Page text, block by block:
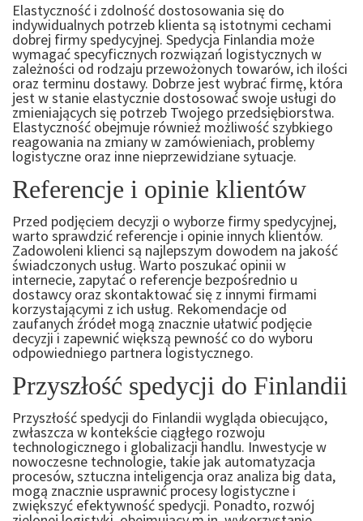
Elastyczność i zdolność dostosowania się do
indywidualnych potrzeb klienta są istotnymi cechami
dobrej firmy spedycyjnej. Spedycja Finlandia może
wymagać specyficznych rozwiązań logistycznych w
zależności od rodzaju przewożonych towarów, ich ilości
oraz terminu dostawy. Dobrze jest wybrać firmę, która
jest w stanie elastycznie dostosować swoje usługi do
zmieniających się potrzeb Twojego przedsiębiorstwa.
Elastyczność obejmuje również możliwość szybkiego
reagowania na zmiany w zamówieniach, problemy
logistyczne oraz inne nieprzewidziane sytuacje.
Referencje i opinie klientów
Przed podjęciem decyzji o wyborze firmy spedycyjnej,
warto sprawdzić referencje i opinie innych klientów.
Zadowoleni klienci są najlepszym dowodem na jakość
świadczonych usług. Warto poszukać opinii w
internecie, zapytać o referencje bezpośrednio u
dostawcy oraz skontaktować się z innymi firmami
korzystającymi z ich usług. Rekomendacje od
zaufanych źródeł mogą znacznie ułatwić podjęcie
decyzji i zapewnić większą pewność co do wyboru
odpowiedniego partnera logistycznego.
Przyszłość spedycji do Finlandii
Przyszłość spedycji do Finlandii wygląda obiecująco,
zwłaszcza w kontekście ciągłego rozwoju
technologicznego i globalizacji handlu. Inwestycje w
nowoczesne technologie, takie jak automatyzacja
procesów, sztuczna inteligencja oraz analiza big data,
mogą znacznie usprawnić procesy logistyczne i
zwiększyć efektywność spedycji. Ponadto, rozwój